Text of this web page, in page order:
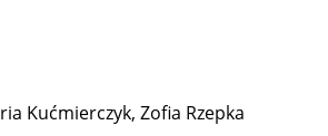
Kućmierczyk, Zofia Rzepka